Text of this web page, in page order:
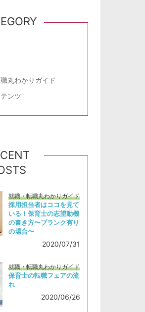
丸わかりガイド
ンツ
就職・転職丸わかりガイド
採用担当者はココを見て
いる！保育士の志望動機
の書き方〜ブランク有り
の場合〜
2020/07/31
就職・転職丸わかりガイド
保育士の転職フェアの流
れ
2020/06/26